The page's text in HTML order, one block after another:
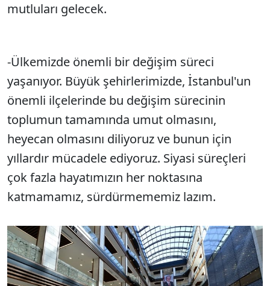
mutluları gelecek.
-Ülkemizde önemli bir değişim süreci
yaşanıyor. Büyük şehirlerimizde, İstanbul'un
önemli ilçelerinde bu değişim sürecinin
toplumun tamamında umut olmasını,
heyecan olmasını diliyoruz ve bunun için
yıllardır mücadele ediyoruz. Siyasi süreçleri
çok fazla hayatımızın her noktasına
katmamamız, sürdürmememiz lazım.